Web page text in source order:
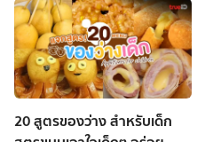
20 สูตรของว่าง สำหรับเด็ก